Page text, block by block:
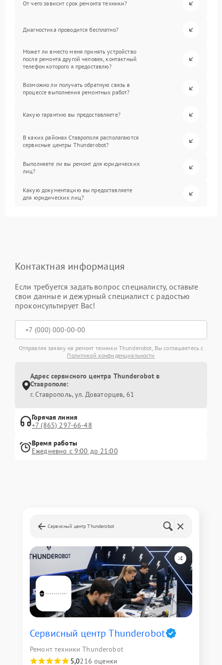
От чего зависит срок ремонта техники?
Диагностика проводится бесплатно?
Может ли вместо меня принять устройство
после ремонта другой человек, контактный
телефон которого я предоставлю?
Возможно ли получать обратную связь в
процессе выполнения ремонтных работ?
Какую гарантию вы предоставляете?
В каких районах Ставрополя располагаются
сервисные центры Thunderobot?
Выполняете ли вы ремонт для юридических
лиц?
Какую документацию вы предоставляете
для юридических лиц?
Контактная информация
Если требуется задать вопрос специалисту, оставьте
свои данные и дежурный специалист с радостью
проконсультирует Вас!
Отправляя заявку на ремонт техники Thunderobot, Вы соглашаетесь с
Политикой конфиденциальности
Адрес сервисного центра Thunderobot в
Ставрополе:
г. Ставрополь, ул. Доваторцев, 61
Горячая линия
+7 (865) 297-66-48
Время работы
Ежедневно с 9:00 до 21:00
Сервисный центр Thunderobot
Сервисный центр Thunderobot
Ремонт техники Thunderobot
5,0216 оценки